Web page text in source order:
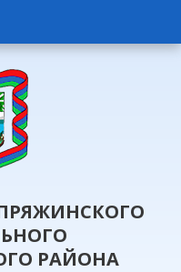
РАЙОНА